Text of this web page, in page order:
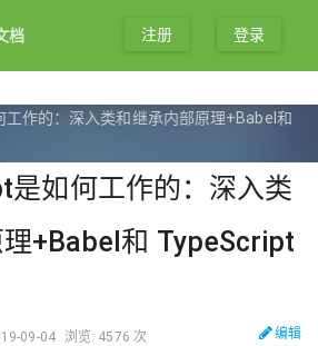
档 登录
注册
作的：深入类和继承内部原理+Babel和
如何工作的：深入类
+Babel和 TypeScript
09-04 浏览: 4576 次 编辑